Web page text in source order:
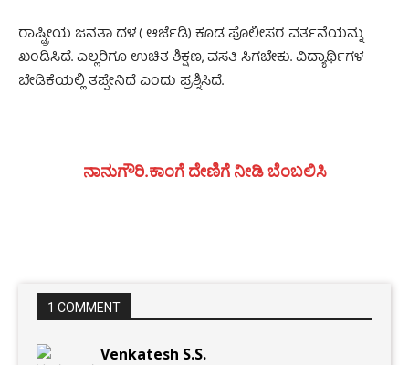
ರಾಷ್ಟ್ರೀಯ ಜನತಾ ದಳ ( ಆರ್ಜೆಡಿ) ಕೂಡ ಪೊಲೀಸರ ವರ್ತನೆಯನ್ನು
ಖಂಡಿಸಿದೆ. ಎಲ್ಲರಿಗೂ ಉಚಿತ ಶಿಕ್ಷಣ, ವಸತಿ ಸಿಗಬೇಕು. ವಿದ್ಯಾರ್ಥಿಗಳ
ಬೇಡಿಕೆಯಲ್ಲಿ ತಪ್ಪೇನಿದೆ ಎಂದು ಪ್ರಶ್ನಿಸಿದೆ.
ನಾನುಗೌರಿ.ಕಾಂಗೆ ದೇಣಿಗೆ ನೀಡಿ ಬೆಂಬಲಿಸಿ
1 COMMENT
Venkatesh S.S.